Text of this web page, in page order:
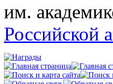
им.
Российской